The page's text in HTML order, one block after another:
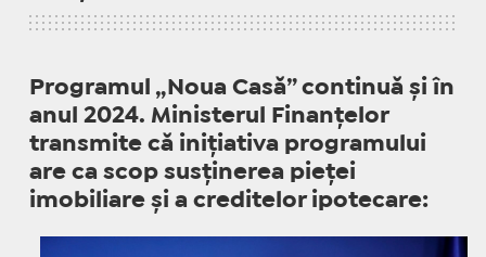
Programul „Noua Casă” continuă și în
anul 2024. Ministerul Finanțelor
transmite că inițiativa programului
are ca scop susținerea pieței
imobiliare și a creditelor ipotecare: